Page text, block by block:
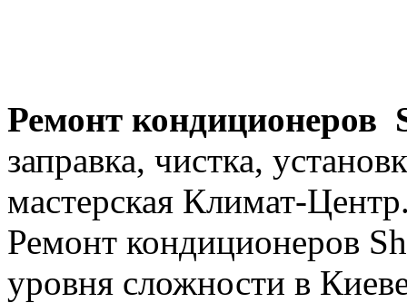
Ремонт кондиционеров
заправка, чистка,
мастерская Климат-
Ремонт кондиционеров
уровня сложности в